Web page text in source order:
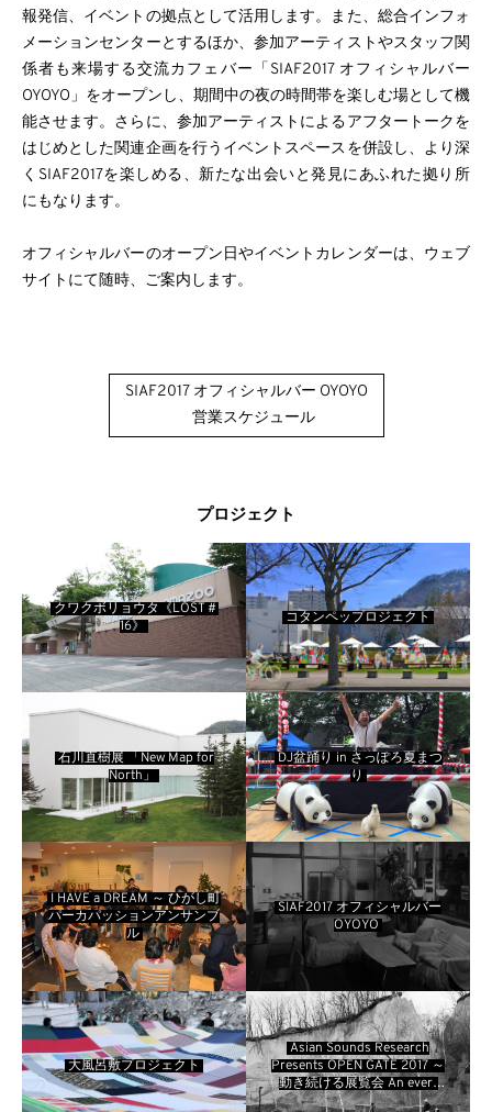
報発信、イベントの拠点として活用します。また、総合インフォ
メーションセンターとするほか、参加アーティストやスタッフ関
係者も来場する交流カフェバー「SIAF2017 オフィシャルバー
OYOYO」をオープンし、期間中の夜の時間帯を楽しむ場として機
能させます。さらに、参加アーティストによるアフタートークを
はじめとした関連企画を行うイベントスペースを併設し、より深
くSIAF2017を楽しめる、新たな出会いと発見にあふれた拠り所
にもなります。
オフィシャルバーのオープン日やイベントカレンダーは、ウェブ
サイトにて随時、ご案内します。
SIAF2017 オフィシャルバー OYOYO
営業スケジュール
プロジェクト
クワクボリョウタ《LOST＃
16》
コタンペップロジェクト
石川直樹展 「New Map for
North」
DJ盆踊り in さっぽろ夏まつ
り
I HAVE a DREAM ～ ひがし町
パーカパッションアンサンブ
ル
SIAF2017 オフィシャルバー
OYOYO
大風呂敷プロジェクト
Asian Sounds Research
Presents OPEN GATE 2017 ～
動き続ける展覧会 An ever-
changing exhibition 「何も